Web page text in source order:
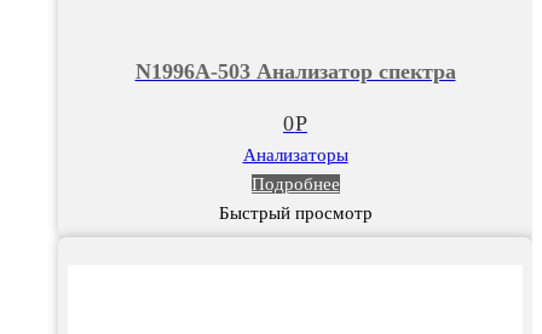
N1996A-503 Анализатор спектра
0Р
Анализаторы
Подробнее
Быстрый просмотр